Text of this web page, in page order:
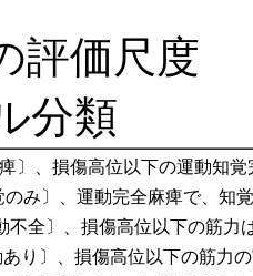
評価尺度
分類
〕、損傷高位以下の運動知
のみ〕、運動完全麻痺で、知
不全〕、損傷高位以下の筋
あり〕、損傷高位以下の筋力